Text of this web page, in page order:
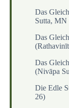
Das
Sutta, MN
Das
Das
(Nivāpa
Die Edle
26)